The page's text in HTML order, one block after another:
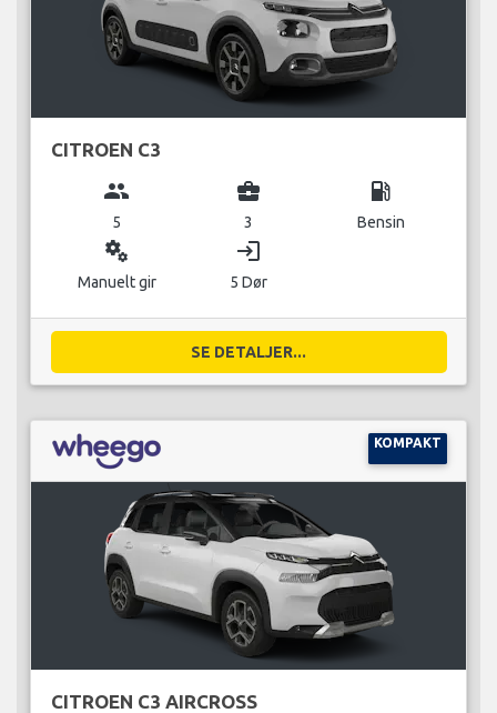
CITROEN C3
group
5
business_center
3
local_gas_station
Bensin
miscellaneous_services
Manuelt gir
login
5 Dør
SE DETALJER...
KOMPAKT
CITROEN C3 AIRCROSS